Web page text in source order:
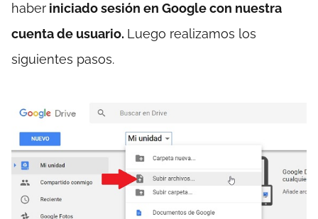
haber iniciado sesión en Google con nuestra
cuenta de usuario. Luego realizamos los
siguientes pasos.